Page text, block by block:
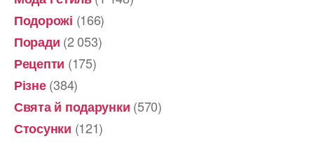
Подорожі (166)
Поради (2 053)
Рецепти (175)
Різне(384)
Свята й подарунки (570)
Стосунки (121)